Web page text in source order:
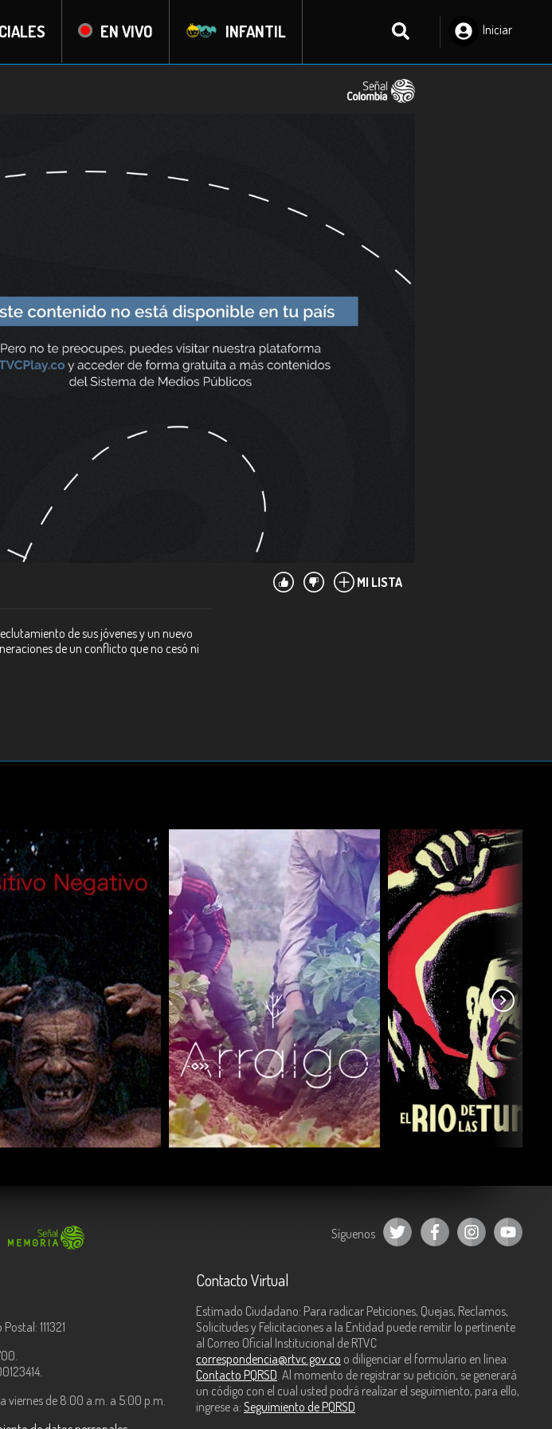
EN VIVO INFANTIL
Iniciar
MI LISTA
de sus jóvenes y un nuevo
de un conflicto que no cesó ni
COMPARTIR COMPARTIR
Síguenos
111321
viernes de 8:00 a.m. a 5:00 p.m.
Contacto Virtual
Estimado Ciudadano: Para radicar Peticiones, Quejas, Reclamos,
Solicitudes y Felicitaciones a la Entidad puede remitir lo pertinente
al Correo Oficial Institucional de RTVC
correspondencia@rtvc.gov.co o diligenciar el formulario en línea:
Contacto PQRSD . Al momento de registrar su petición, se generará
un código con el cual usted podrá realizar el seguimiento, para ello,
ingrese a: Seguimiento de PQRSD